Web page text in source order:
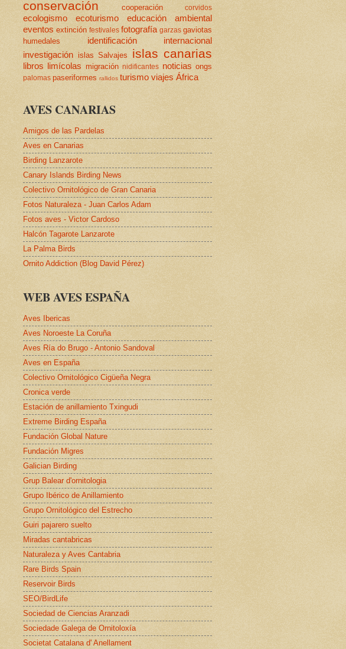
conservación cooperación corvidos
ecologismo ecoturismo
educación ambiental
eventos extinción festivales fotografía garzas gaviotas
humedales
identificación
internacional
investigación islas Salvajes islas canarias
libros limícolas migración nidificantes noticias ongs
palomas paseriformes rallidos turismo viajes África
AVES CANARIAS
Amigos de las Pardelas
Aves en Canarias
Birding Lanzarote
Canary Islands Birding News
Colectivo Ornitológico de Gran Canaria
Fotos Naturaleza - Juan Carlos Adam
Fotos aves - Victor Cardoso
Halcón Tagarote Lanzarote
La Palma Birds
Ornito Addiction (Blog David Pérez)
WEB AVES ESPAÑA
Aves Ibericas
Aves Noroeste La Coruña
Aves Ría do Brugo - Antonio Sandoval
Aves en España
Colectivo Ornitológico Cigüeña Negra
Cronica verde
Estación de anillamiento Txingudi
Extreme Birding España
Fundación Global Nature
Fundación Migres
Galician Birding
Grup Balear d'ornitologia
Grupo Ibérico de Anillamiento
Grupo Ornitológico del Estrecho
Guiri pajarero suelto
Miradas cantabricas
Naturaleza y Aves Cantabria
Rare Birds Spain
Reservoir Birds
SEO/BirdLife
Sociedad de Ciencias Aranzadi
Sociedade Galega de Ornitoloxía
Societat Catalana d' Anellament